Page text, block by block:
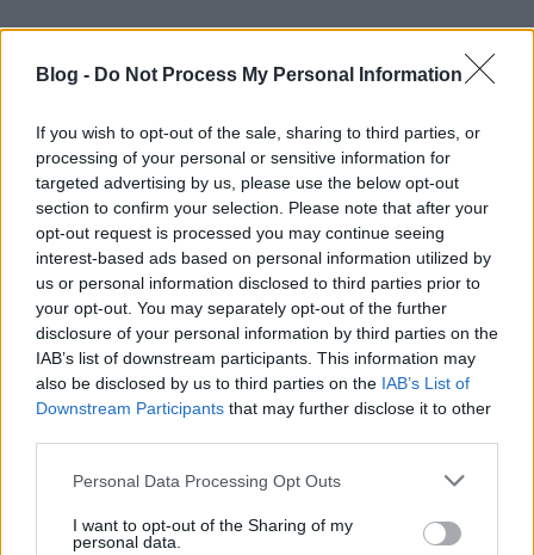
Blog - Do Not Process My Personal Information
If you wish to opt-out of the sale, sharing to third parties, or
processing of your personal or sensitive information for
targeted advertising by us, please use the below opt-out
section to confirm your selection. Please note that after your
opt-out request is processed you may continue seeing
interest-based ads based on personal information utilized by
us or personal information disclosed to third parties prior to
your opt-out. You may separately opt-out of the further
disclosure of your personal information by third parties on the
IAB’s list of downstream participants. This information may
also be disclosed by us to third parties on the IAB’s List of
Downstream Participants that may further disclose it to other
Please note that this website/app uses one or more Google
not limited to your visit or usage behaviour. You may click to
grant or deny consent to Google and its third-party tags to
Personal Data Processing Opt Outs
I want to opt-out of the Sharing of my
personal data.
Hat évvel ezelőtt márkifejezésre juttattuk, mennyire
fontosak számunkra a politikusi beszédek.
Nemrégiben pedigújra hangot adtunkannak a
vezető politikusok médiabeli
megnyilatkozásaira.Nem állíthatjuk, hogy ez a
törekvésünk egy nagy össznépi kampányba torkollt
volna, amelynek lényege az lenne: Ismerd meg, mit
gondolnak politikusaid!
Pedig jó lenne tudni, mit mond Scholz, Macron,
Starmer, Meloni, mit mondanak a BRICS-es vezetők,
hogy Amerika vezetőiről ne is beszéljünk. Meg
persze a környező országok vezetői. Rengeteg
tapasztalatot kellene szerezünk erről, de ezekre nem
vagyunk kíváncsiak. Előre tudni véljük a
mondanivalót, vagy ha nem is tudjuk, nem érdekel.
beszélgetés. Politológusnak nyilván kötelező